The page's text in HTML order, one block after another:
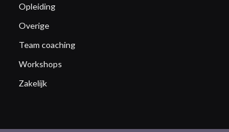
Opleiding
Overige
Team coaching
Workshops
Zakelijk